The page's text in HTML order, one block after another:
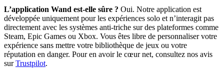
L’application Wand est-elle sûre ? Oui. Notre application est
développée uniquement pour les expériences solo et n’interagit pas
directement avec les systèmes anti-triche sur des plateformes comme
Steam, Epic Games ou Xbox. Vous êtes libre de personnaliser votre
expérience sans mettre votre bibliothèque de jeux ou votre
réputation en danger. Pour en avoir le cœur net, consultez nos avis
surTrustpilot.